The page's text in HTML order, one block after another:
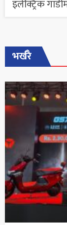
इलेक्ट्रिक
भर्खरै